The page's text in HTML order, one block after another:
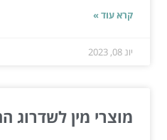
קרא עוד »
יונ 08, 2023
מוצרי מין לשדרוג